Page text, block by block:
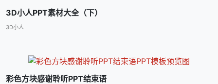
3D小人PPT素材大全（下）
3D小人
彩色方块感谢聆听PPT结束语